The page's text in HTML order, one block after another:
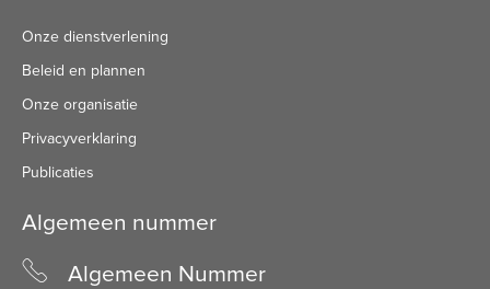
Onze dienstverlening
Beleid en plannen
Onze organisatie
Privacyverklaring
Publicaties
Algemeen nummer
Algemeen Nummer